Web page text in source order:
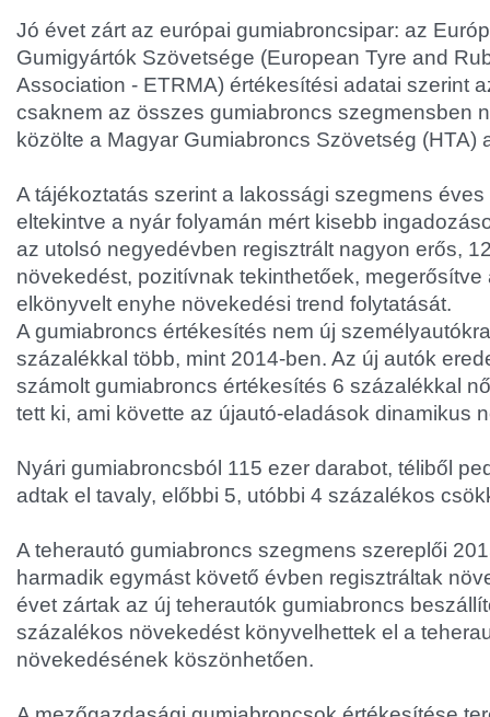
Jó évet zárt az európai gumiabroncsipar: az
Gumigyártók Szövetsége (European Tyre and
Association - ETRMA) értékesítési adatai szerint
csaknem az összes gumiabroncs szegmensben
közölte a Magyar Gumiabroncs Szövetség (HTA)
A tájékoztatás szerint a lakossági szegmens
eltekintve a nyár folyamán mért kisebb
az utolsó negyedévben regisztrált nagyon erős,
növekedést, pozitívnak tekinthetőek, megerősítve
elkönyvelt enyhe növekedési trend folytatását.
A gumiabroncs értékesítés nem új
százalékkal több, mint 2014-ben. Az új autók
számolt gumiabroncs értékesítés 6 százalékkal
tett ki, ami követte az újautó-eladások dinamikus
Nyári gumiabroncsból 115 ezer darabot, téliből
adtak el tavaly, előbbi 5, utóbbi 4 százalékos
A teherautó gumiabroncs szegmens szereplői
harmadik egymást követő évben regisztráltak
évet zártak az új teherautók gumiabroncs
százalékos növekedést könyvelhettek el a
növekedésének köszönhetően.